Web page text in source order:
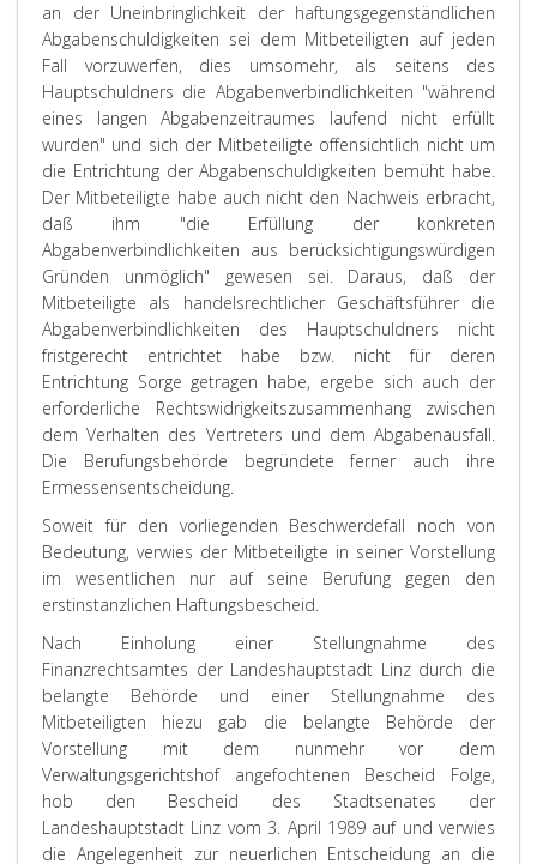
an der Uneinbringlichkeit der haftungsgegenständlichen
Abgabenschuldigkeiten sei dem Mitbeteiligten auf jeden
Fall vorzuwerfen, dies umsomehr, als seitens des
Hauptschuldners die Abgabenverbindlichkeiten "während
eines langen Abgabenzeitraumes laufend nicht erfüllt
wurden" und sich der Mitbeteiligte offensichtlich nicht um
die Entrichtung der Abgabenschuldigkeiten bemüht habe.
Der Mitbeteiligte habe auch nicht den Nachweis erbracht,
daß ihm "die Erfüllung der konkreten
Abgabenverbindlichkeiten aus berücksichtigungswürdigen
Gründen unmöglich" gewesen sei. Daraus, daß der
Mitbeteiligte als handelsrechtlicher Geschäftsführer die
Abgabenverbindlichkeiten des Hauptschuldners nicht
fristgerecht entrichtet habe bzw. nicht für deren
Entrichtung Sorge getragen habe, ergebe sich auch der
erforderliche Rechtswidrigkeitszusammenhang zwischen
dem Verhalten des Vertreters und dem Abgabenausfall.
Die Berufungsbehörde begründete ferner auch ihre
Ermessensentscheidung.
Soweit für den vorliegenden Beschwerdefall noch von
Bedeutung, verwies der Mitbeteiligte in seiner Vorstellung
im wesentlichen nur auf seine Berufung gegen den
erstinstanzlichen Haftungsbescheid.
Nach Einholung einer Stellungnahme des
Finanzrechtsamtes der Landeshauptstadt Linz durch die
belangte Behörde und einer Stellungnahme des
Mitbeteiligten hiezu gab die belangte Behörde der
Vorstellung mit dem nunmehr vor dem
Verwaltungsgerichtshof angefochtenen Bescheid Folge,
hob den Bescheid des Stadtsenates der
Landeshauptstadt Linz vom 3. April 1989 auf und verwies
die Angelegenheit zur neuerlichen Entscheidung an die